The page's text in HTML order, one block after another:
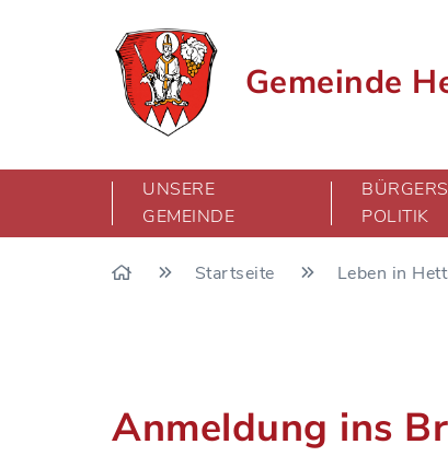
Gemeinde
UNSERE
GEMEINDE
POLITIK
Startseite Leben in
Anmeldung ins